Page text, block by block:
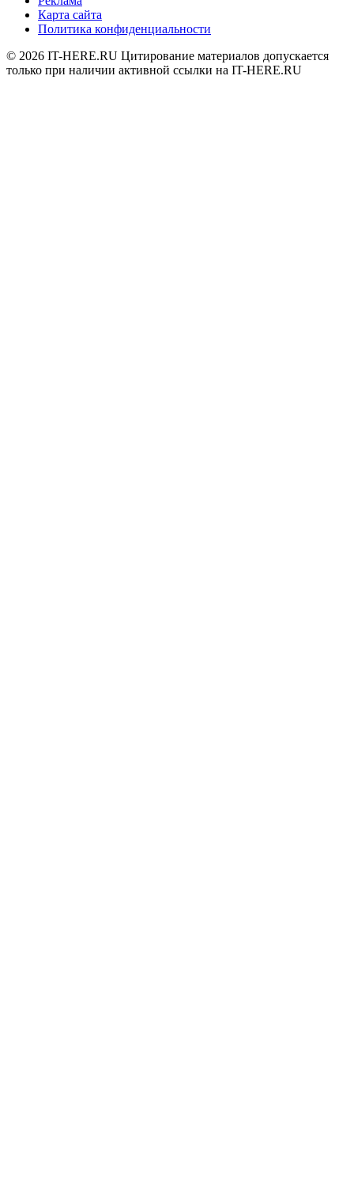
Карта сайта
Политика конфиденциальности
© 2026 IT-HERE.RU Цитирование материалов допускается
только при наличии активной ссылки на IT-HERE.RU